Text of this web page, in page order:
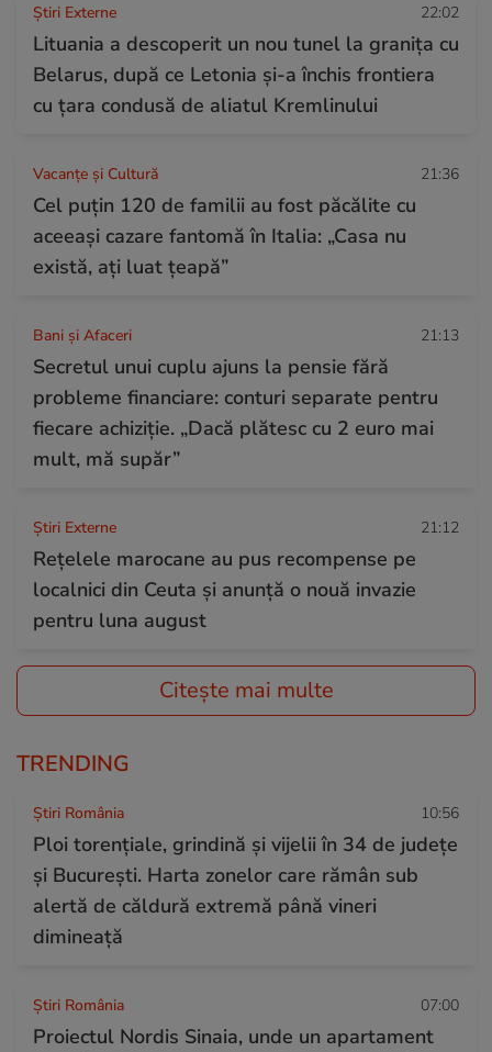
Știri Externe 22:02
Lituania a descoperit un nou tunel la granița cu
Belarus, după ce Letonia și-a închis frontiera
cu țara condusă de aliatul Kremlinului
Vacanțe și Cultură 21:36
Cel puțin 120 de familii au fost păcălite cu
aceeași cazare fantomă în Italia: „Casa nu
există, ați luat țeapă”
Bani și Afaceri 21:13
Secretul unui cuplu ajuns la pensie fără
probleme financiare: conturi separate pentru
fiecare achiziție. „Dacă plătesc cu 2 euro mai
mult, mă supăr”
Știri Externe 21:12
Rețelele marocane au pus recompense pe
localnici din Ceuta și anunță o nouă invazie
pentru luna august
Citește mai multe
TRENDING
Știri România 10:56
Ploi torențiale, grindină și vijelii în 34 de județe
și București. Harta zonelor care rămân sub
alertă de căldură extremă până vineri
dimineață
Știri România 07:00
Proiectul Nordis Sinaia, unde un apartament